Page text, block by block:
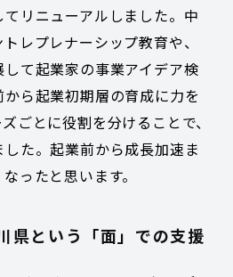
リニューアルしました。中
レプレナーシップ教育や、
て起業家の事業アイデア検
ら起業初期層の育成に力を
ごとに役割を分けることで、
た。起業前から成長加速ま
ったと思います。
県という「面」での支援